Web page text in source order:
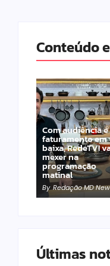
Conteúdo
Com audiência e
faturamento em
baixa, RedeTV!
mexer na
programação
matinal
By Redação MD
Últimas